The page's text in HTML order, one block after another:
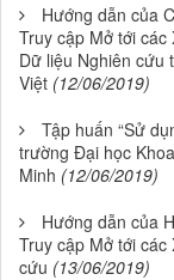
Hướng dẫn của
Truy cập Mở tới
Dữ liệu Nghiên cứu
Việt (12/06/2019)
Tập huấn “Sử
trường Đại học
Minh (12/06/2019)
Hướng dẫn của
Truy cập Mở tới
cứu (13/06/2019)